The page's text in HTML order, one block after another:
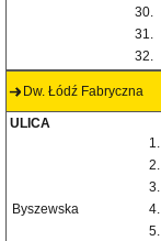
30.
31.
32.
Dw. Łódź Fabryczna
ULICA
1.
2.
3.
Byszewska
4.
5.